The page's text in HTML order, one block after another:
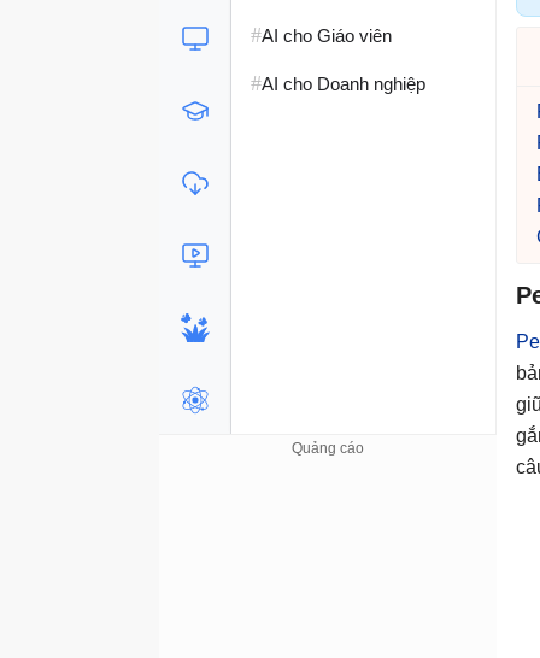
#Perplexity
#NotebookLM
#AI cho Giáo viên
#AI cho Doanh nghiệp